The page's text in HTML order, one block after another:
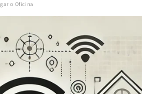
o Oficina